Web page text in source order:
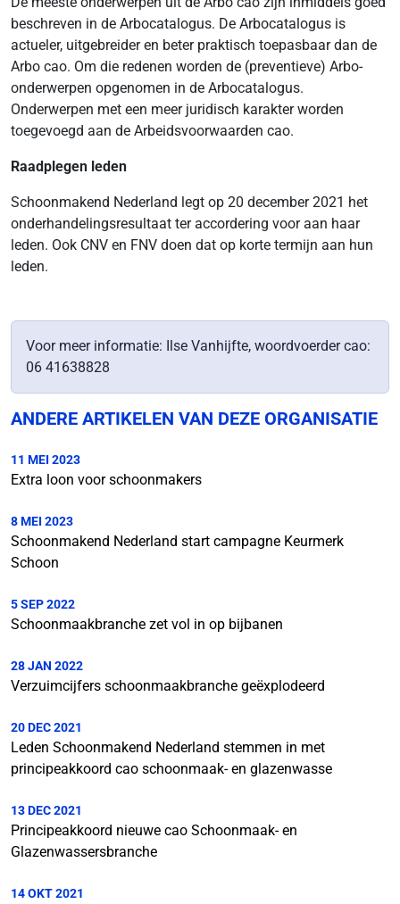
beschreven in de Arbocatalogus. De Arbocatalogus is
actueler, uitgebreider en beter praktisch toepasbaar dan de
Arbo cao. Om die redenen worden de (preventieve) Arbo-
onderwerpen opgenomen in de Arbocatalogus.
Onderwerpen met een meer juridisch karakter worden
toegevoegd aan de Arbeidsvoorwaarden cao.
Raadplegen leden
Schoonmakend Nederland legt op 20 december 2021 het
onderhandelingsresultaat ter accordering voor aan haar
leden. Ook CNV en FNV doen dat op korte termijn aan hun
leden.
Voor meer informatie: Ilse Vanhijfte, woordvoerder cao:
06 41638828
ANDERE ARTIKELEN VAN DEZE ORGANISATIE
11 MEI 2023
Extra loon voor schoonmakers
8 MEI 2023
Schoonmakend Nederland start campagne Keurmerk
Schoon
5 SEP 2022
Schoonmaakbranche zet vol in op bijbanen
28 JAN 2022
Verzuimcijfers schoonmaakbranche geëxplodeerd
20 DEC 2021
Leden Schoonmakend Nederland stemmen in met
principeakkoord cao schoonmaak- en glazenwasse
13 DEC 2021
Principeakkoord nieuwe cao Schoonmaak- en
Glazenwassersbranche
14 OKT 2021